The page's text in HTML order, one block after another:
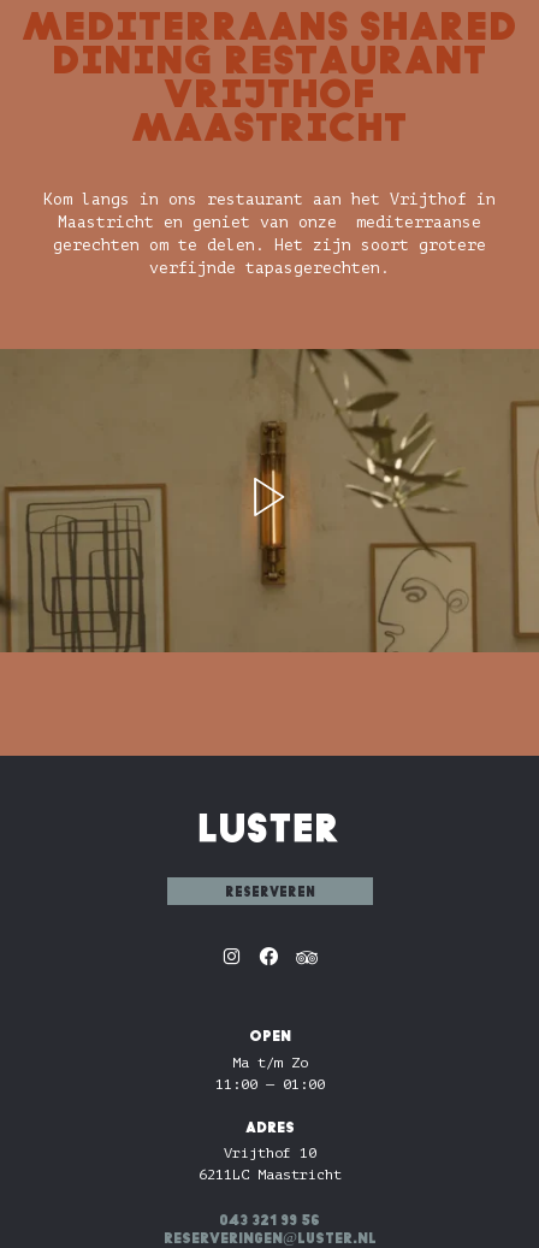
MEDITERRAANS SHARED
DINING RESTAURANT
VRIJTHOF
MAASTRICHT
Kom langs in ons restaurant aan het Vrijthof in
Maastricht en geniet van onze mediterraanse
gerechten om te delen. Het zijn soort grotere
verfijnde tapasgerechten.
reserveren
OPEN
Ma t/m Zo
11:00 — 01:00
ADRES
Vrijthof 10
6211LC Maastricht
043 321 99 56
reserveringen@luster.nl